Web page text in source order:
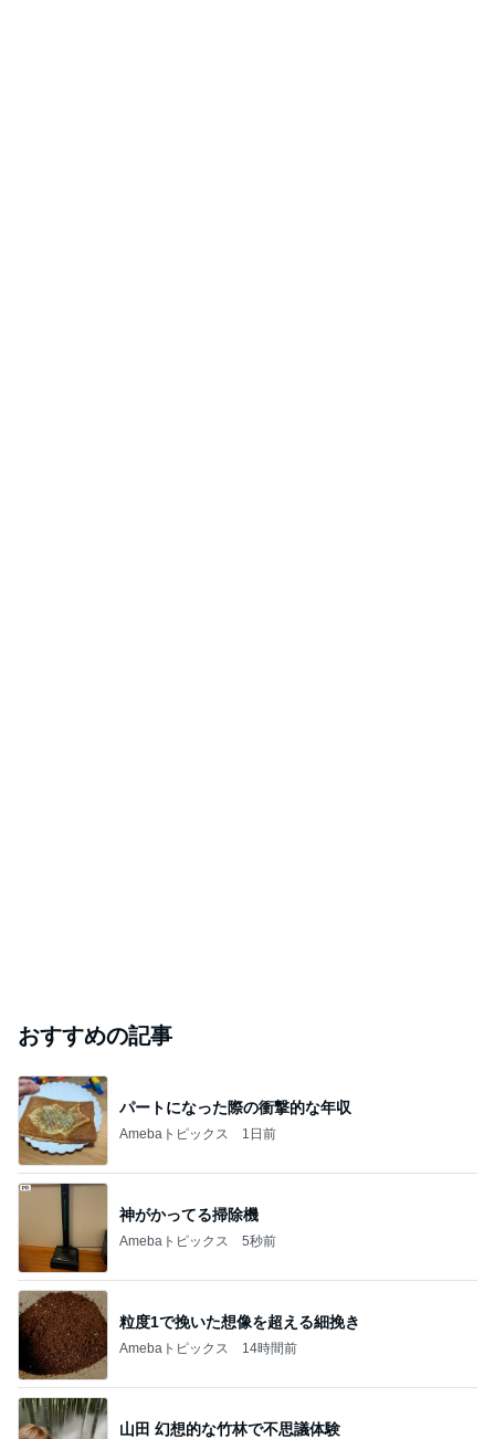
おすすめの記事
パートになった際の衝撃的な年収
Amebaトピックス 1日前
神がかってる掃除機
Amebaトピックス 5秒前
粒度1で挽いた想像を超える細挽き
Amebaトピックス 14時間前
山田 幻想的な竹林で不思議体験